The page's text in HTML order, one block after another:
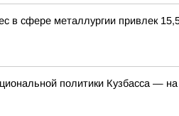
в сфере металлургии привлек
политики Кузбасса — на